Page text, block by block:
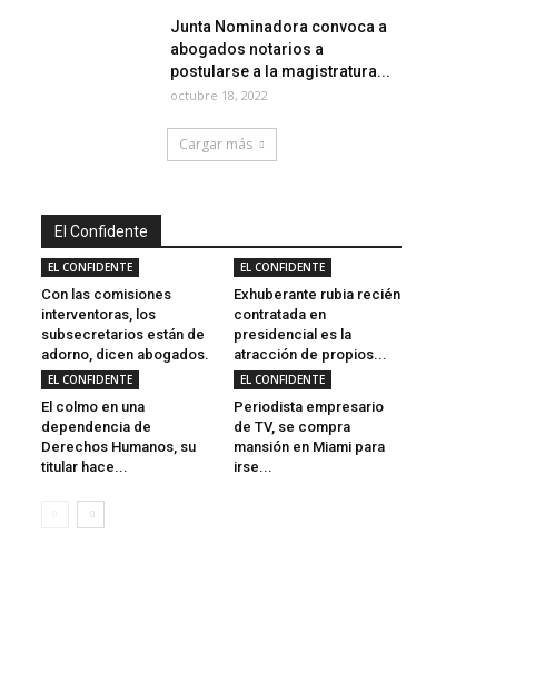
Junta Nominadora convoca a
abogados notarios a
postularse a la magistratura...
octubre 18, 2022
Cargar más
El Confidente
EL CONFIDENTE
Con las comisiones
interventoras, los
subsecretarios están de
adorno, dicen abogados.
EL CONFIDENTE
Exhuberante rubia recién
contratada en
presidencial es la
atracción de propios...
EL CONFIDENTE
El colmo en una
dependencia de
Derechos Humanos, su
titular hace...
EL CONFIDENTE
Periodista empresario
de TV, se compra
mansión en Miami para
irse...